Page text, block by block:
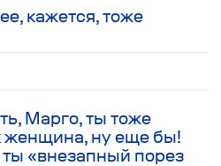
кажется, тоже
Марго, ты тоже
женщина, ну еще бы!
«внезапный порез